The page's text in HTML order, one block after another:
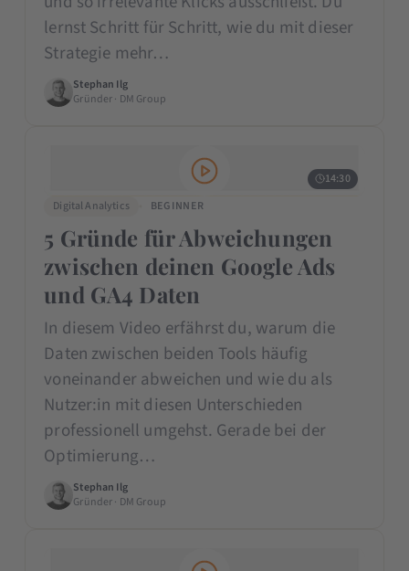
lernst Schritt für Schritt, wie du mit dieser
Strategie mehr…
Stephan Ilg
Gründer · DM Group
14:30
Digital Analytics
BEGINNER
5 Gründe für Abweichungen
zwischen deinen Google Ads
und GA4 Daten
In diesem Video erfährst du, warum die
Daten zwischen beiden Tools häufig
voneinander abweichen und wie du als
Nutzer:in mit diesen Unterschieden
professionell umgehst. Gerade bei der
Optimierung…
Stephan Ilg
Gründer · DM Group